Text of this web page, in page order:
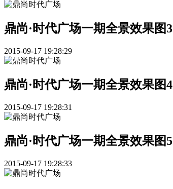
鼎尚·时代广场一期全景效果图3
2015-09-17 19:28:29
鼎尚·时代广场一期全景效果图4
2015-09-17 19:28:31
鼎尚·时代广场一期全景效果图5
2015-09-17 19:28:33